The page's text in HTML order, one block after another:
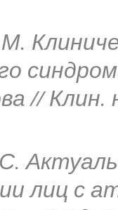
//
лиц с